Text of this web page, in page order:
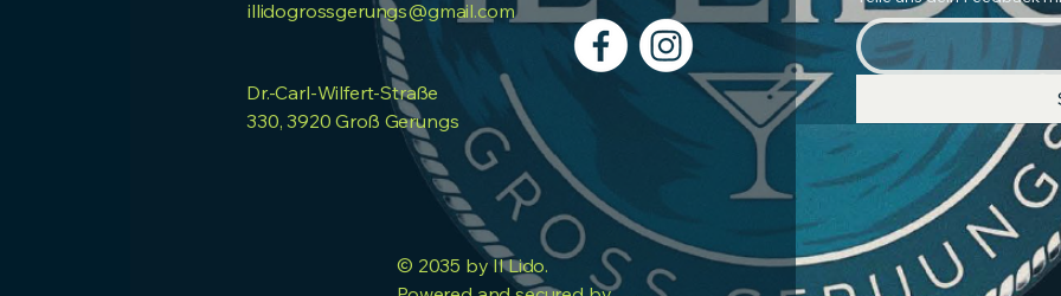
illidogrossgerungs@gmail.com
Dr.-Carl-Wilfert-Straße
330, 3920 Groß Gerungs
© 2035 by Il Lido.